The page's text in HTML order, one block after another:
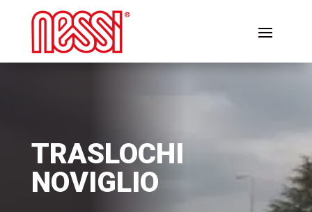
TRASLOCHI
NOVIGLIO